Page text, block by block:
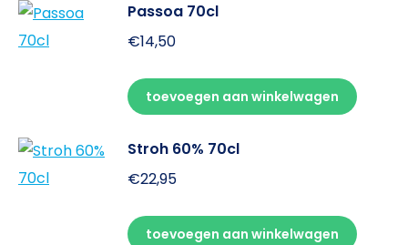
Passoa 70cl
€14,50
toevoegen aan winkelwagen
Stroh 60% 70cl
€22,95
toevoegen aan winkelwagen